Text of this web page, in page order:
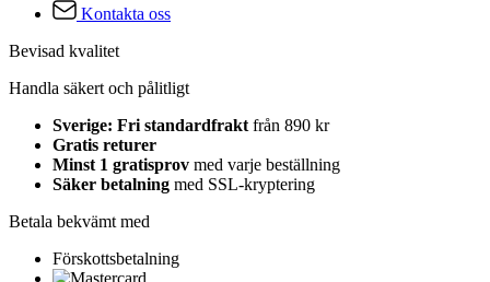
Kontakta oss
Bevisad kvalitet
Handla säkert och pålitligt
Sverige: Fri standardfrakt från 890 kr
Gratis returer
Minst 1 gratisprov med varje beställning
Säker betalning med SSL-kryptering
Betala bekvämt med
Förskottsbetalning